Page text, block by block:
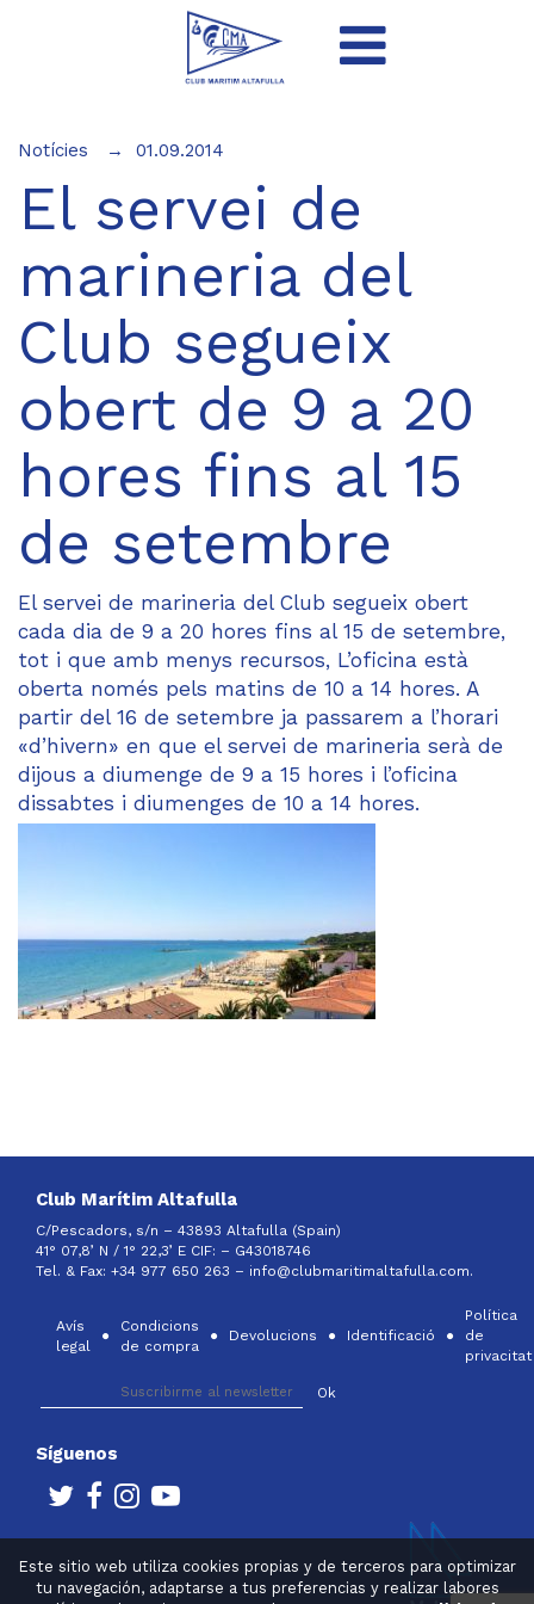
Este sitio web utiliza cookies propias y de terceros para optimizar
tu navegación, adaptarse a tus preferencias y realizar labores
Notícies 01.09.2014
El servei de
marineria del
Club segueix
obert de 9 a 20
hores fins al 15
de setembre
El servei de marineria del Club segueix obert
cada dia de 9 a 20 hores fins al 15 de setembre,
tot i que amb menys recursos, L’oficina està
oberta només pels matins de 10 a 14 hores. A
partir del 16 de setembre ja passarem a l’horari
«d’hivern» en que el servei de marineria serà de
dijous a diumenge de 9 a 15 hores i l’oficina
dissabtes i diumenges de 10 a 14 hores.
Club Marítim Altafulla
C/Pescadors, s/n – 43893 Altafulla (Spain)
41° 07,8’ N / 1° 22,3’ E CIF: – G43018746
Tel. & Fax: +34 977 650 263 – info@clubmaritimaltafulla.com.
Avís
legal
Condicions
de compra
Devolucions Identificació
Política
de
privacitat
Síguenos